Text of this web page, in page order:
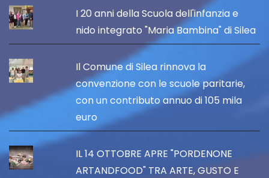
I 20 anni della Scuola dell'infanzia e
nido integrato "Maria Bambina" di Silea
Il Comune di Silea rinnova la
convenzione con le scuole paritarie,
con un contributo annuo di 105 mila
euro
IL 14 OTTOBRE APRE "PORDENONE
ARTANDFOOD" TRA ARTE, GUSTO E